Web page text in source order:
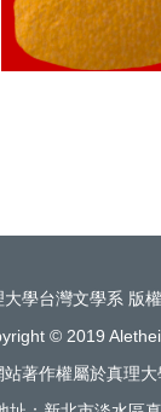
大學台灣文學系 版
© 2019
站著作權屬於真理